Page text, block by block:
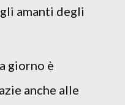
amanti degli
giorno è
anche alle